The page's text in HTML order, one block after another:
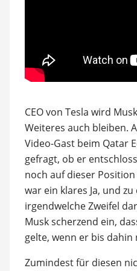
CEO von Tesla wird
Weiteres auch bleiben.
Video-Gast beim Qatar
gefragt, ob er
noch auf dieser
war ein klares Ja, und
irgendwelche Zweifel
Musk scherzend ein,
gelte, wenn er bis
Zumindest für diesen